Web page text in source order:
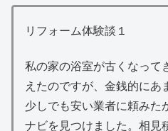
リフォーム体験談１
私の家の浴室が古くなって
えたのですが、金銭的にあ
少しでも安い業者に頼みた
ナビを見つけました。相見